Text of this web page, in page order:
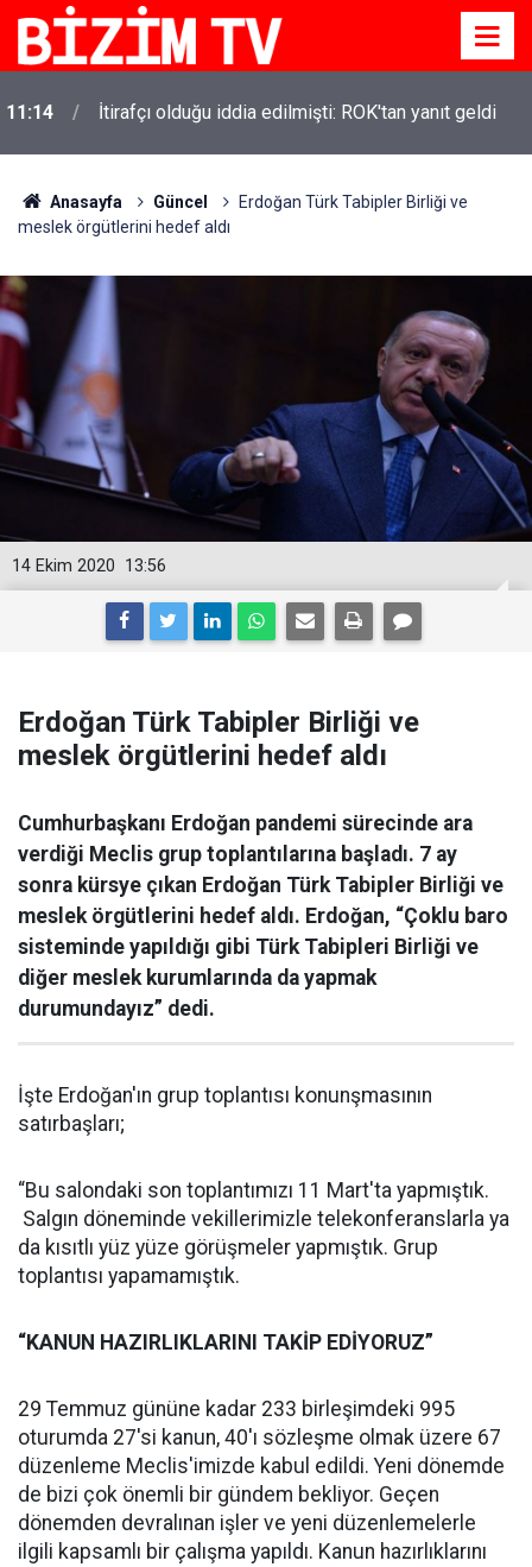
11:10 Yusuf Tekin açıkladı: YKS değişecek mi?
Anasayfa Güncel
Erdoğan Türk Tabipler Birliği ve
meslek örgütlerini hedef aldı
13:56
14 Ekim 2020
Erdoğan Türk Tabipler Birliği ve
meslek örgütlerini hedef aldı
Cumhurbaşkanı Erdoğan pandemi sürecinde ara
verdiği Meclis grup toplantılarına başladı. 7 ay
sonra kürsye çıkan Erdoğan Türk Tabipler Birliği ve
meslek örgütlerini hedef aldı. Erdoğan, “Çoklu baro
sisteminde yapıldığı gibi Türk Tabipleri Birliği ve
diğer meslek kurumlarında da yapmak
durumundayız” dedi.
İşte Erdoğan'ın grup toplantısı konunşmasının
satırbaşları;
“Bu salondaki son toplantımızı 11 Mart'ta yapmıştık.
Salgın döneminde vekillerimizle telekonferanslarla ya
da kısıtlı yüz yüze görüşmeler yapmıştık. Grup
toplantısı yapamamıştık.
“KANUN HAZIRLIKLARINI TAKİP EDİYORUZ”
29 Temmuz gününe kadar 233 birleşimdeki 995
oturumda 27'si kanun, 40'ı sözleşme olmak üzere 67
düzenleme Meclis'imizde kabul edildi. Yeni dönemde
de bizi çok önemli bir gündem bekliyor. Geçen
dönemden devralınan işler ve yeni düzenlemelerle
ilgili kapsamlı bir çalışma yapıldı. Kanun hazırlıklarını